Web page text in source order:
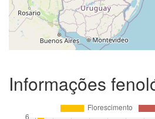
Informações